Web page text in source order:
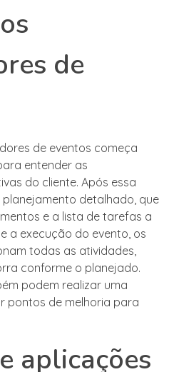
de
de eventos começa
entender as
do cliente. Após essa
detalhado, que
e a lista de tarefas a
a execução do evento, os
todas as atividades,
conforme o planejado.
podem realizar uma
pontos de melhoria para
aplicações